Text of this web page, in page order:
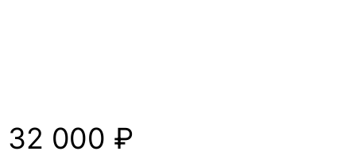
32 000 ₽